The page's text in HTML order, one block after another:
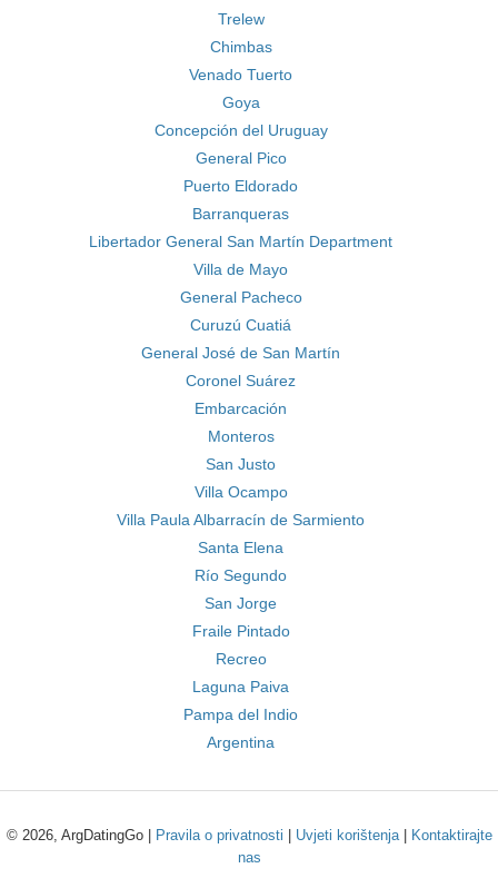
Trelew
Chimbas
Venado Tuerto
Goya
Concepción del Uruguay
General Pico
Puerto Eldorado
Barranqueras
Libertador General San Martín Department
Villa de Mayo
General Pacheco
Curuzú Cuatiá
General José de San Martín
Coronel Suárez
Embarcación
Monteros
San Justo
Villa Ocampo
Villa Paula Albarracín de Sarmiento
Santa Elena
Río Segundo
San Jorge
Fraile Pintado
Recreo
Laguna Paiva
Pampa del Indio
Argentina
© 2026, ArgDatingGo | Pravila o privatnosti Uvjeti korištenja|
Kontaktirajte
nas